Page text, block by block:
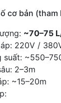
cơ bản (tham
~70–75
220V /
suất:
2–3m
~15–20m